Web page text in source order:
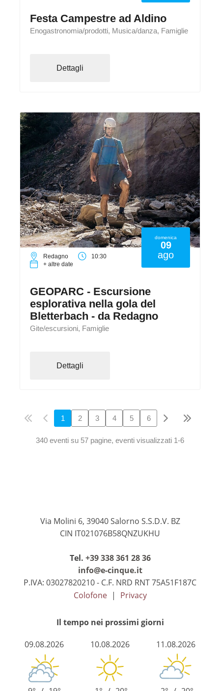
Festa Campestre ad Aldino
Enogastronomia/prodotti, Musica/danza, Famiglie
Dettagli
domenica
09
ago
Redagno
10:30
+ altre date
GEOPARC - Escursione
esplorativa nella gola del
Bletterbach - da Redagno
Gite/escursioni, Famiglie
Dettagli
1 2 3 4 5 6
340 eventi su 57 pagine, eventi visualizzati 1-6
Via Molini 6, 39040 Salorno S.S.D.V. BZ
CIN IT021076B58QNZUKHU
Tel. +39 338 361 28 36
info@e-cinque.it
P.IVA: 03027820210 - C.F. NRD RNT 75A51F187C
Colofone | Privacy
Il tempo nei prossimi giorni
09.08.2026 10.08.2026 11.08.2026